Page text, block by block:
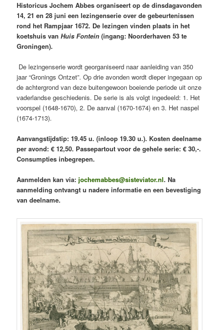
Historicus Jochem Abbes organiseert op de dinsdagavonden
14, 21 en 28 juni een lezingenserie over de gebeurtenissen
rond het Rampjaar 1672. De lezingen vinden plaats in het
koetshuis vanHuis Fontein (ingang: Noorderhaven 53 te
Groningen).
De lezingenserie wordt georganiseerd naar aanleiding van 350
jaar “Gronings Ontzet”. Op drie avonden wordt dieper ingegaan op
de achtergrond van deze buitengewoon boeiende periode uit onze
vaderlandse geschiedenis. De serie is als volgt ingedeeld: 1. Het
voorspel (1648-1670), 2. De aanval (1670-1674) en 3. Het naspel
(1674-1713).
Aanvangstijdstip: 19.45 u. (inloop 19.30 u.). Kosten deelname
per avond: € 12,50. Passepartout voor de gehele serie: € 30,-.
Consumpties inbegrepen.
Aanmelden kan via: jochemabbes@sisteviator.nl. Na
aanmelding ontvangt u nadere informatie en een bevestiging
van deelname.